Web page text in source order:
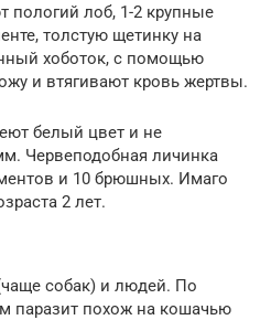
пологий лоб, 1-2 крупные
толстую щетинку на
хоботок, с помощью
и втягивают кровь жертвы.
белый цвет и не
Червеподобная личинка
и 10 брюшных. Имаго
2 лет.
собак) и людей. По
паразит похож на кошачью